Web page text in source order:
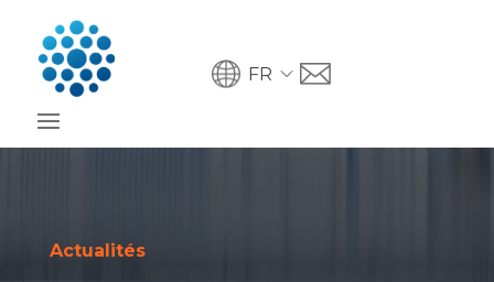
FR
Actualités